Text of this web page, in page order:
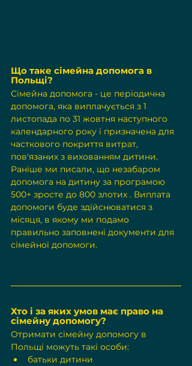
Що таке сімейна допомога в
Польщі?
Сімейна допомога - це періодична
допомога, яка виплачується з 1
листопада по 31 жовтня наступного
календарного року і призначена для
часткового покриття витрат,
пов'язаних з вихованням дитини.
Раніше ми писали, що незабаром
допомога на дитину за програмою
500+ зросте до 800 злотих . Виплата
допомоги буде здійснюватися з
місяця, в якому ми подамо
правильно заповнені документи для
сімейної допомоги.
Хто і за яких умов має право на
сімейну допомогу?
Отримати сімейну допомогу в
Польщі можуть такі особи:
батьки дитини